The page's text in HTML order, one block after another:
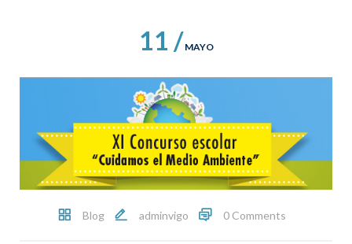
11 / MAYO
Blog adminvigo 0 Comments